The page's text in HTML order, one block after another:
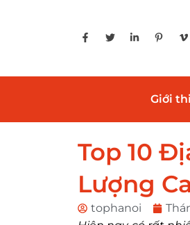
Giới
Top 10
Lượng
tophanoi